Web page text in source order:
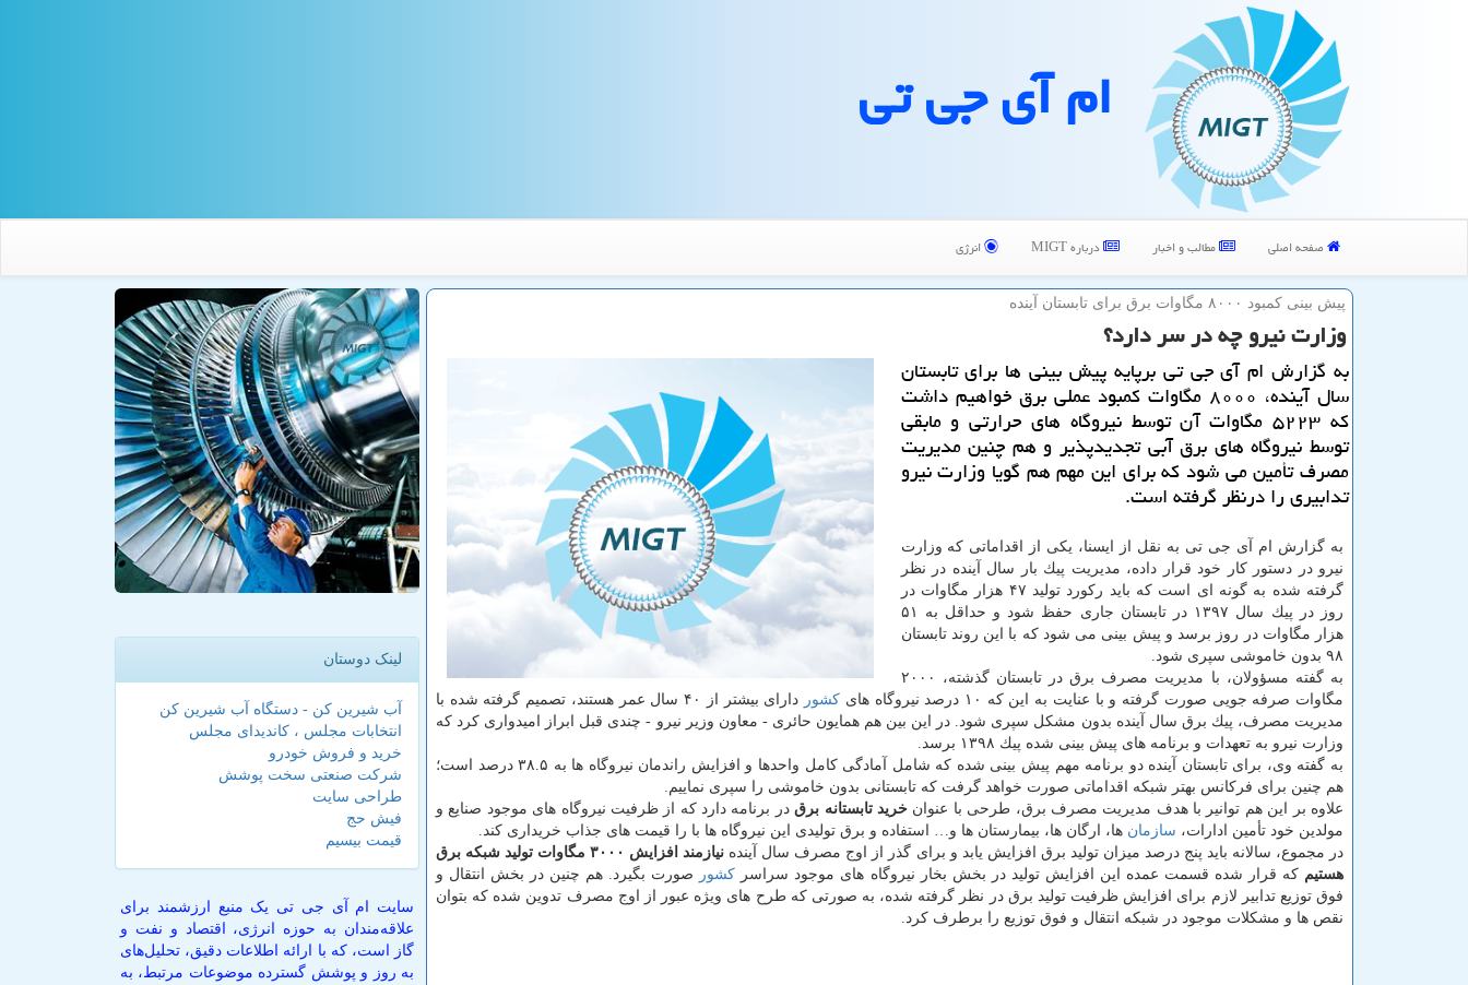
ام آی جی تی
صفحه اصلی مطالب و اخبار درباره MIGT انرژی
پیش بینی كمبود ۸۰۰۰ مگاوات برق برای تابستان آینده
وزارت نیرو چه در سر دارد؟
به گزارش ام آی جی تی برپایه پیش بینی ها برای تابستان
سال آینده، ۸۰۰۰ مگاوات كمبود عملی برق خواهیم داشت
كه ۵۲۲۳ مگاوات آن توسط نیروگاه های حرارتی و مابقی
توسط نیروگاه های برق آبی تجدیدپذیر و هم چنین مدیریت
مصرف تأمین می شود كه برای این مهم هم گویا وزارت نیرو
تدابیری را درنظر گرفته است.
به گزارش ام آی جی تی به نقل از ایسنا، یكی از اقداماتی كه وزارت
نیرو در دستور كار خود قرار داده، مدیریت پیك بار سال آینده در نظر
گرفته شده به گونه ای است كه باید ركورد تولید ۴۷ هزار مگاوات در
روز در پیك سال ۱۳۹۷ در تابستان جاری حفظ شود و حداقل به ۵۱
هزار مگاوات در روز برسد و پیش بینی می شود كه با این روند تابستان
۹۸ بدون خاموشی سپری شود.
به گفته مسؤولان، با مدیریت مصرف برق در تابستان گذشته، ۲۰۰۰
مگاوات صرفه جویی صورت گرفته و با عنایت به این كه ۱۰ درصد نیروگاه های
كشور
دارای بیشتر از ۴۰ سال عمر هستند، تصمیم گرفته شده با
مدیریت مصرف، پیك برق سال آینده بدون مشكل سپری شود. در این بین هم همایون حائری - معاون وزیر نیرو - چندی قبل ابراز امیدواری كرد كه
وزارت نیرو به تعهدات و برنامه های پیش بینی شده پیك ۱۳۹۸ برسد.
به گفته وی، برای تابستان آینده دو برنامه مهم پیش بینی شده كه شامل آمادگی كامل واحدها و افزایش راندمان نیروگاه ها به ۳۸.۵ درصد است؛
هم چنین برای فركانس بهتر شبكه اقداماتی صورت خواهد گرفت كه تابستانی بدون خاموشی را سپری نماییم.
علاوه بر این هم توانیر با هدف مدیریت مصرف برق، طرحی با عنوان خرید تابستانه برقدر برنامه دارد كه از ظرفیت نیروگاه های موجود صنایع و
مولدین خود تأمین ادارات، سازمان ها، ارگان ها، بیمارستان ها و… استفاده و برق تولیدی این نیروگاه ها با را قیمت های جذاب خریداری كند.
در مجموع، سالانه باید پنج درصد میزان تولید برق افزایش یابد و برای گذر از اوج مصرف سال آینده
نیازمند افزایش ۳۰۰۰ مگاوات تولید شبكه برق
هستیم كه قرار شده قسمت عمده این افزایش تولید در بخش بخار نیروگاه های موجود سراسر كشور
صورت بگیرد. هم چنین در بخش انتقال و
فوق توزیع تدابیر لازم برای افزایش ظرفیت تولید برق در نظر گرفته شده، به صورتی كه طرح های ویژه عبور از اوج مصرف تدوین شده كه بتوان
نقص ها و مشكلات موجود در شبكه انتقال و فوق توزیع را برطرف كرد.
لینک دوستان
آب شیرین کن - دستگاه آب شیرین کن
انتخابات مجلس ، کاندیدای مجلس
خرید و فروش خودرو
شرکت صنعتی سخت پوشش
طراحی سایت
فیش حج
قیمت بیسیم
سایت ام آی جی تی یک منبع ارزشمند برای
علاقه‌مندان به حوزه انرژی، اقتصاد و نفت و
گاز است، که با ارائه اطلاعات دقیق، تحلیل‌های
به روز و پوشش گسترده موضوعات مرتبط، به